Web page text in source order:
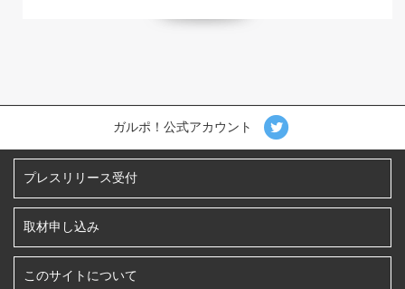
ガルポ！公式アカウント
プレスリリース受付
取材申し込み
このサイトについて